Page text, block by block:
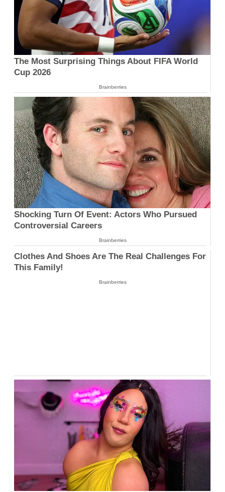
The Most Surprising Things About FIFA World
Cup 2026
Brainberries
Shocking Turn Of Event: Actors Who Pursued
Controversial Careers
Brainberries
Clothes And Shoes Are The Real Challenges For
This Family!
Brainberries